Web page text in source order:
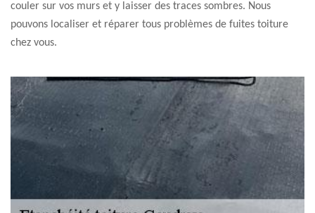
couler sur vos murs et y laisser des traces sombres. Nous
pouvons localiser et réparer tous problèmes de fuites toiture
chez vous.